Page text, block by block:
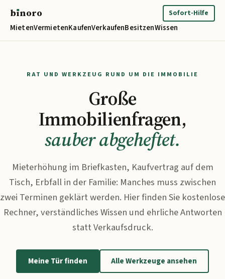
bınoro
MietenVermietenKaufenVerkaufenBesitzenWissen
Sofort-Hilfe
RAT UND WERKZEUG RUND UM DIE IMMOBILIE
Große
Immobilienfragen,
sauber abgeheftet.
Mieterhöhung im Briefkasten, Kaufvertrag auf dem
Tisch, Erbfall in der Familie: Manches muss zwischen
zwei Terminen geklärt werden. Hier finden Sie kostenlose
Rechner, verständliches Wissen und ehrliche Antworten
statt Verkaufsdruck.
Meine Tür finden Alle Werkzeuge ansehen